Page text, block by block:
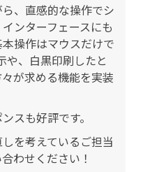
、直感的な操作でシ
ンターフェースにも
操作はマウスだけで
や、白黒印刷したと
が求める機能を実装
スも好評です。
を考えているご担当
わせください！